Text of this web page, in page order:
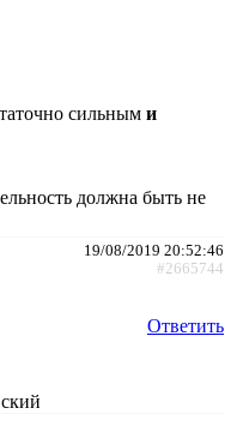
сильным и
должна быть не
19/08/2019 20:52:46
#2665744
Ответить